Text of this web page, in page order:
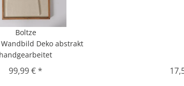
Boltze
Deko abstrakt
handgearbeitet
99,99 € *